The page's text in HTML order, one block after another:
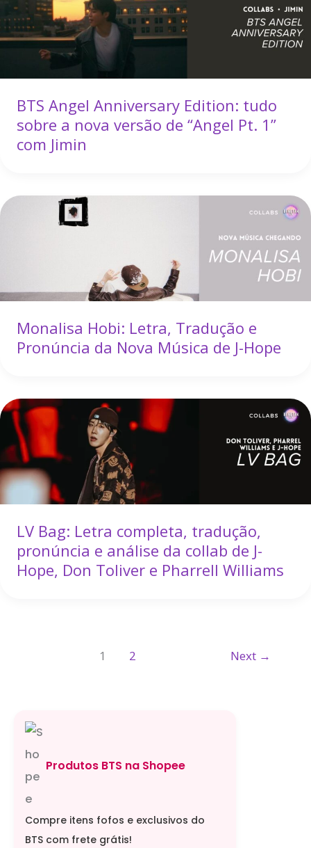
BTS Angel Anniversary Edition: tudo
sobre a nova versão de “Angel Pt. 1”
com Jimin
Monalisa Hobi: Letra, Tradução e
Pronúncia da Nova Música de J-Hope
LV Bag: Letra completa, tradução,
pronúncia e análise da collab de J-
Hope, Don Toliver e Pharrell Williams
1 2 Next →
Produtos BTS na Shopee
Compre itens fofos e exclusivos do
BTS com frete grátis!